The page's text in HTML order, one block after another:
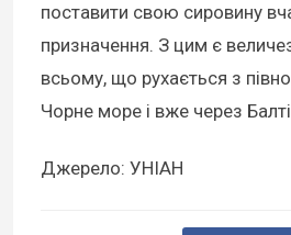
поставити свою сировину
призначення. З цим є
всьому, що рухається з
Чорне море і вже через
Джерело: УНІАН